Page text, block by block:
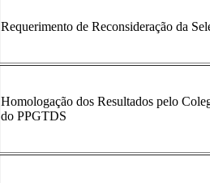
Requerimento de Reconsideração da
Homologação dos Resultados pelo
do PPGTDS